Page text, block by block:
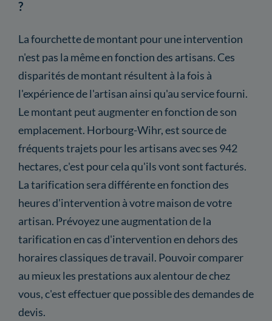
?
La fourchette de montant pour une intervention
n'est pas la même en fonction des artisans. Ces
disparités de montant résultent à la fois à
l'expérience de l'artisan ainsi qu'au service fourni.
Le montant peut augmenter en fonction de son
emplacement. Horbourg-Wihr, est source de
fréquents trajets pour les artisans avec ses 942
hectares, c'est pour cela qu'ils vont sont facturés.
La tarification sera différente en fonction des
heures d'intervention à votre maison de votre
artisan. Prévoyez une augmentation de la
tarification en cas d'intervention en dehors des
horaires classiques de travail. Pouvoir comparer
au mieux les prestations aux alentour de chez
vous, c'est effectuer que possible des demandes de
devis.